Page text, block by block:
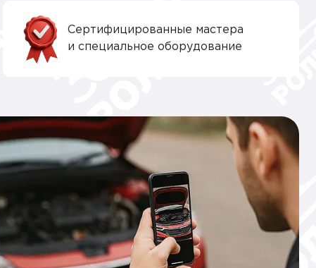
Сертифицированные мастера
и специальное оборудование